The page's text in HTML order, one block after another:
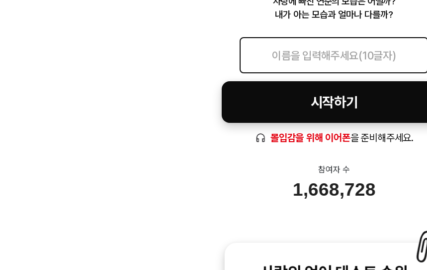
내가 아는 모습과 얼마나 다를까?
시작하기
몰입감을 위해 이어폰을 준비해주세요.
참여자 수
1,668,728